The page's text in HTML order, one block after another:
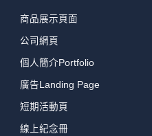
商品展示頁面
公司網頁
個人簡介Portfolio
廣告Landing Page
短期活動頁
線上紀念冊